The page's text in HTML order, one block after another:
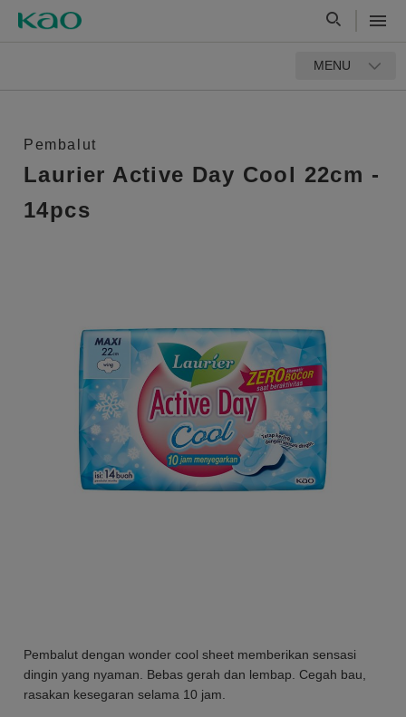
MENU
Pembalut
Laurier Active Day Cool 22cm -
14pcs
Pembalut dengan wonder cool sheet memberikan sensasi
dingin yang nyaman. Bebas gerah dan lembap. Cegah bau,
rasakan kesegaran selama 10 jam.